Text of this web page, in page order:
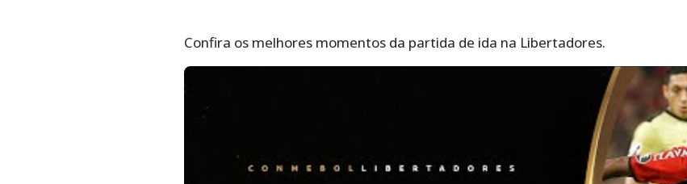
Confira os melhores momentos da partida de ida na Libertadores.